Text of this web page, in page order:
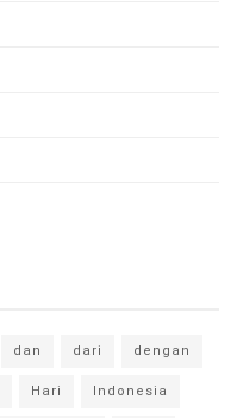
dan dari
dengan
Hari
Indonesia